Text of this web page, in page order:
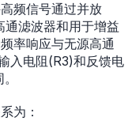
频信号通过并放
通滤波器和用于增益
率响应与无源高通
入电阻(R3)和反馈电
为：